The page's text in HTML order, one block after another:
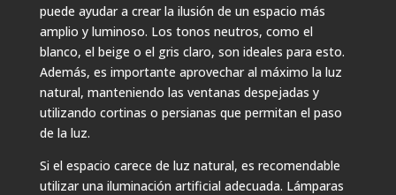
puede ayudar a crear la ilusión de un espacio más
amplio y luminoso. Los tonos neutros, como el
blanco, el beige o el gris claro, son ideales para esto.
Además, es importante aprovechar al máximo la luz
natural, manteniendo las ventanas despejadas y
utilizando cortinas o persianas que permitan el paso
de la luz.
Si el espacio carece de luz natural, es recomendable
utilizar una iluminación artificial adecuada. Lámparas